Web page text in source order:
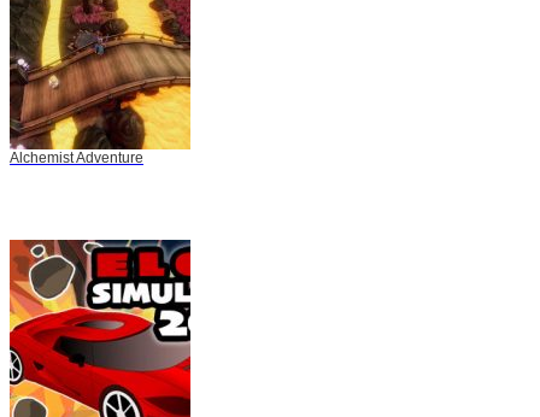
Alchemist Adventure